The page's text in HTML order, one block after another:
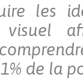
les
visuel
de la